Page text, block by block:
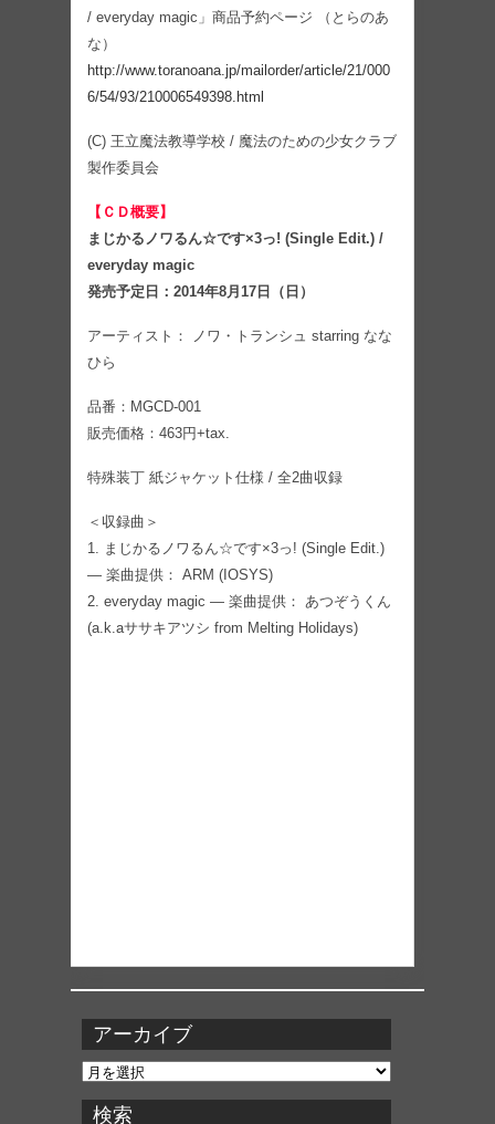
/ everyday magic」商品予約ページ （とらのあ
な）
http://www.toranoana.jp/mailorder/article/21/000
6/54/93/210006549398.html
(C) 王立魔法教導学校 / 魔法のための少女クラブ
製作委員会
【ＣＤ概要】
まじかるノワるん☆です×3っ! (Single Edit.) /
everyday magic
発売予定日：2014年8月17日（日）
アーティスト： ノワ・トランシュ starring なな
ひら
品番：MGCD-001
販売価格：463円+tax.
特殊装丁 紙ジャケット仕様 / 全2曲収録
＜収録曲＞
1. まじかるノワるん☆です×3っ! (Single Edit.)
— 楽曲提供： ARM (IOSYS)
2. everyday magic — 楽曲提供： あつぞうくん
(a.k.aササキアツシ from Melting Holidays)
アーカイブ
ア
カ検索